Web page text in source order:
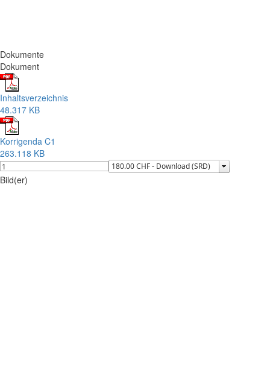
Dokumente
Dokument
Inhaltsverzeichnis
48.317 KB
Korrigenda C1
263.118 KB
Bild(er)